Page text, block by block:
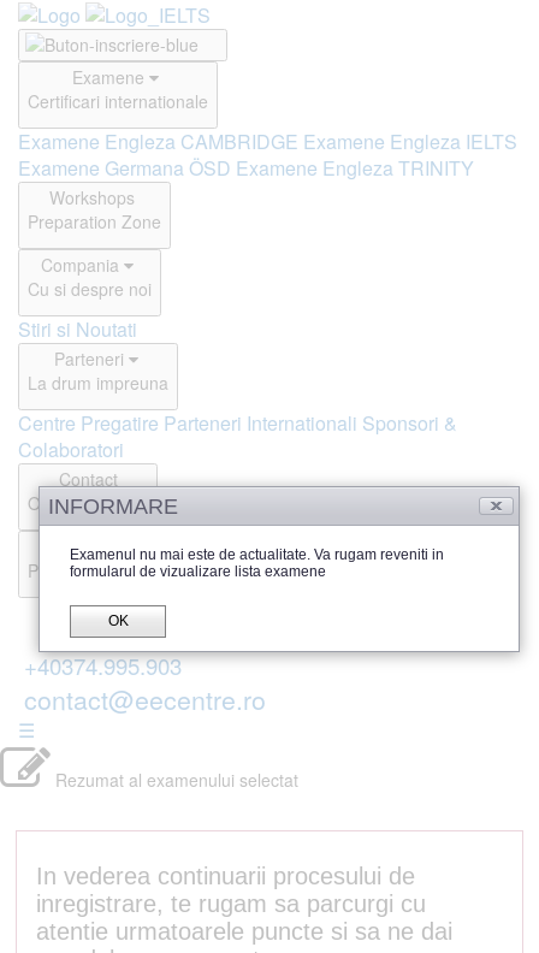
Examene
Certificari internationale
Examene Engleza CAMBRIDGE Examene Engleza IELTS
Examene Germana ÖSD Examene Engleza TRINITY
Workshops
Preparation Zone
Compania
Cu si despre noi
Stiri si Noutati
Parteneri
La drum impreuna
Centre Pregatire Parteneri Internationali Sponsori &
Colaboratori
Contact
Offline si Online
Recenzii
Parerea publicului
+40374.995.903
contact@eecentre.ro
☰
Rezumat al examenului selectat
In vederea continuarii procesului de
inregistrare, te rugam sa parcurgi cu
atentie urmatoarele puncte si sa ne dai
INFORMARE
Examenul nu mai este de actualitate. Va rugam reveniti in
formularul de vizualizare lista examene
OK